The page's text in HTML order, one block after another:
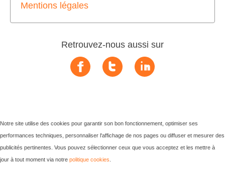
Mentions légales
Retrouvez-nous aussi sur
Notre site utilise des cookies pour garantir son bon fonctionnement, optimiser ses
performances techniques, personnaliser l'affichage de nos pages ou diffuser et mesurer des
publicités pertinentes. Vous pouvez sélectionner ceux que vous acceptez et les mettre à
jour à tout moment via notre politique cookies